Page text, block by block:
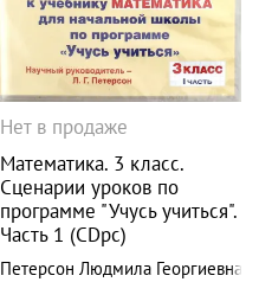
Нет в продаже
Математика. 3 класс.
Сценарии уроков по
программе "Учусь учиться".
Часть 1 (CDpc)
Петерсон Людмила Георгиевна